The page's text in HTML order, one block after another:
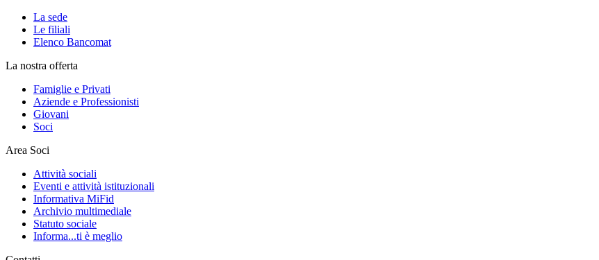
La sede
Le filiali
Elenco Bancomat
La nostra offerta
Famiglie e Privati
Aziende e Professionisti
Giovani
Soci
Area Soci
Attività sociali
Eventi e attività istituzionali
Informativa MiFid
Archivio multimediale
Statuto sociale
Informa...ti è meglio